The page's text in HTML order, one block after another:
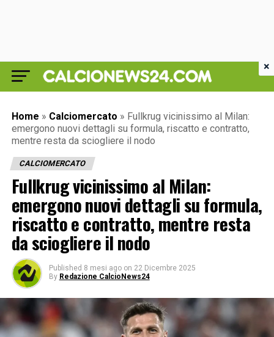
Home » Calciomercato » Fullkrug vicinissimo al Milan:
emergono nuovi dettagli su formula, riscatto e contratto,
mentre resta da sciogliere il nodo
CALCIOMERCATO
Fullkrug vicinissimo al Milan:
emergono nuovi dettagli su formula,
riscatto e contratto, mentre resta
da sciogliere il nodo
Published 8 mesi ago on 22 Dicembre 2025
By Redazione CalcioNews24
×